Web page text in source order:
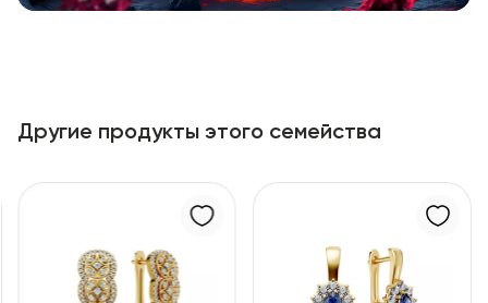
Другие продукты этого семейства